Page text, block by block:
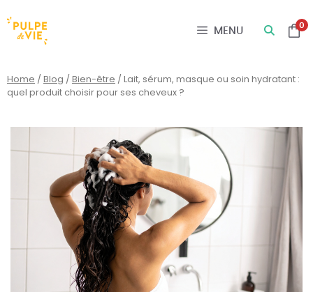
0
MENU
Home /Blog /Bien-être /Lait, sérum, masque ou soin hydratant :
quel produit choisir pour ses cheveux ?